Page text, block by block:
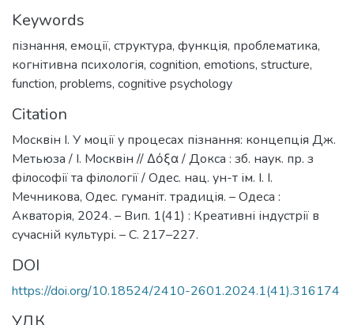
Keywords
пізнання, емоції, структура, функція, проблематика,
когнітивна психологія, cognition, emotions, structure,
function, problems, cognitive psychology
Citation
Москвін І. У моції у процесах пізнання: концепція Дж.
Метьюза / І. Москвін // Δόξα / Докса : зб. наук. пр. з
філософії та філології / Одес. нац. ун-т ім. І. І.
Мечникова, Одес. гуманіт. традиція. – Одеса :
Акваторія, 2024. – Вип. 1(41) : Креативні індустрії в
сучасній культурі. – С. 217–227.
DOI
https://doi.org/10.18524/2410-2601.2024.1(41).316174